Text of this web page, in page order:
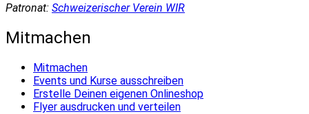
Patronat: Schweizerischer Verein WIR
Mitmachen
Mitmachen
Events und Kurse ausschreiben
Erstelle Deinen eigenen Onlineshop
Flyer ausdrucken und verteilen